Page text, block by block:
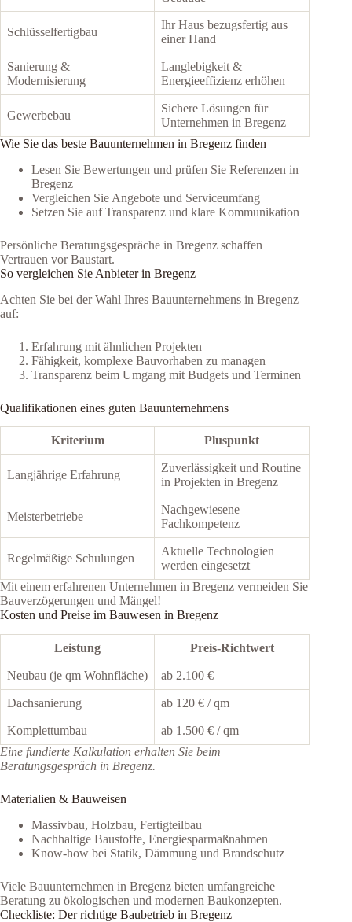
Schlüsselfertigbau
Ihr Haus bezugsfertig aus
einer Hand
Sanierung &
Modernisierung
Langlebigkeit &
Energieeffizienz erhöhen
Gewerbebau
Sichere Lösungen für
Unternehmen in Bregenz
Wie Sie das beste Bauunternehmen in Bregenz finden
Lesen Sie Bewertungen und prüfen Sie Referenzen in
Bregenz
Vergleichen Sie Angebote und Serviceumfang
Setzen Sie auf Transparenz und klare Kommunikation
Persönliche Beratungsgespräche in Bregenz schaffen
Vertrauen vor Baustart.
So vergleichen Sie Anbieter in Bregenz
Achten Sie bei der Wahl Ihres Bauunternehmens in Bregenz
auf:
Erfahrung mit ähnlichen Projekten
Fähigkeit, komplexe Bauvorhaben zu managen
Transparenz beim Umgang mit Budgets und Terminen
Qualifikationen eines guten Bauunternehmens
Kriterium Pluspunkt
Langjährige Erfahrung
Zuverlässigkeit und Routine
in Projekten in Bregenz
Meisterbetriebe
Nachgewiesene
Fachkompetenz
Regelmäßige Schulungen
Aktuelle Technologien
werden eingesetzt
Mit einem erfahrenen Unternehmen in Bregenz vermeiden Sie
Bauverzögerungen und Mängel!
Kosten und Preise im Bauwesen in Bregenz
Leistung Preis-Richtwert
Neubau (je qm Wohnfläche) ab 2.100 €
Dachsanierung ab 120 € / qm
Komplettumbau
ab 1.500 € / qm
Eine fundierte Kalkulation erhalten Sie beim
Beratungsgespräch in Bregenz.
Materialien & Bauweisen
Massivbau, Holzbau, Fertigteilbau
Nachhaltige Baustoffe, Energiesparmaßnahmen
Know-how bei Statik, Dämmung und Brandschutz
Viele Bauunternehmen in Bregenz bieten umfangreiche
Beratung zu ökologischen und modernen Baukonzepten.
Checkliste: Der richtige Baubetrieb in Bregenz